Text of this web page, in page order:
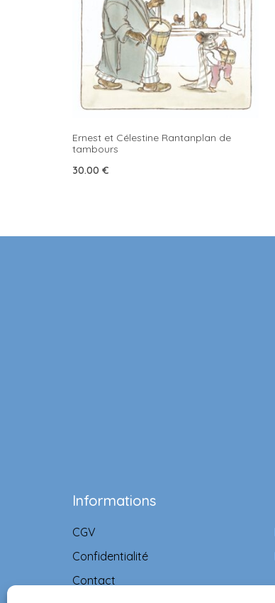
Ernest et Célestine Rantanplan de
tambours
30.00 €
Informations
CGV
Confidentialité
Contact